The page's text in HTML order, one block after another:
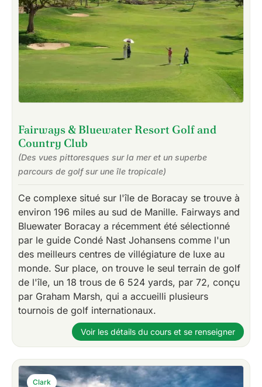
Fairways & Bluewater Resort Golf and
Country Club
(Des vues pittoresques sur la mer et un superbe
parcours de golf sur une île tropicale)
Ce complexe situé sur l'île de Boracay se trouve à
environ 196 miles au sud de Manille. Fairways and
Bluewater Boracay a récemment été sélectionné
par le guide Condé Nast Johansens comme l'un
des meilleurs centres de villégiature de luxe au
monde. Sur place, on trouve le seul terrain de golf
de l'île, un 18 trous de 6 524 yards, par 72, conçu
par Graham Marsh, qui a accueilli plusieurs
tournois de golf internationaux.
Voir les détails du cours et se renseigner
Clark